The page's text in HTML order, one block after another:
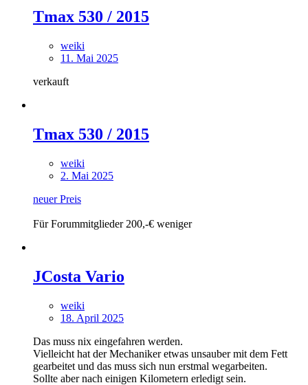
Tmax 530 / 2015
weiki
11. Mai 2025
verkauft
Tmax 530 / 2015
weiki
2. Mai 2025
neuer Preis
Für Forummitglieder 200,-€ weniger
JCosta Vario
weiki
18. April 2025
Das muss nix eingefahren werden.
Vielleicht hat der Mechaniker etwas unsauber mit dem Fett
gearbeitet und das muss sich nun erstmal wegarbeiten.
Sollte aber nach einigen Kilometern erledigt sein.